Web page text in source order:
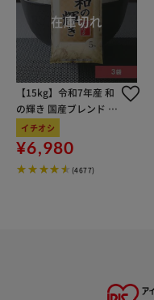
【15kg】令和7年産 和
の輝き 国産ブレンド 5
kg×3袋
イチオシ
¥6,980
(4677)